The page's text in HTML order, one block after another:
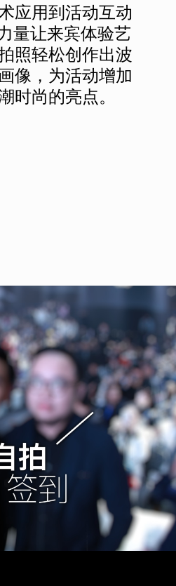
应用到活动互动
量让来宾体验艺
照轻松创作出波
像，为活动增加
时尚的亮点。